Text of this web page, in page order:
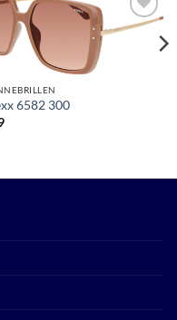
Toevoegen
6582 300